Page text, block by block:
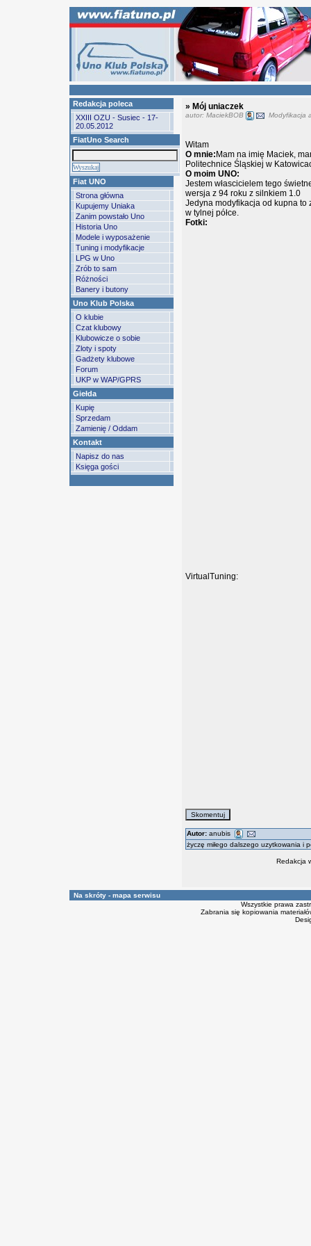
Redakcja poleca
XXIII OZU - Susiec - 17-
20.05.2012
FiatUno Search
Fiat UNO
Strona główna
Kupujemy Uniaka
Zanim powstało Uno
Historia Uno
Modele i wyposażenie
Tuning i modyfikacje
LPG w Uno
Zrób to sam
Różności
Banery i butony
Uno Klub Polska
O klubie
Czat klubowy
Klubowicze o sobie
Zloty i spoty
Gadżety klubowe
Forum
UKP w WAP/GPRS
Giełda
Kupię
Sprzedam
Zamienię / Oddam
Kontakt
Napisz do nas
Księga gości
» Mój uniaczek
autor: MaciekBOB Modyfikacja
Witam
O mnie: Mam na imię Maciek,
Politechnice Śląskiej w
O moim UNO:
Jestem włascicielem tego
wersja z 94 roku z silnkiem 1.0
Jedyna modyfikacja od kupna to
w tylnej półce.
Fotki:
VirtualTuning:
Autor: anubis
życzę miłego dalszego uzytkowania i
Redakcja
Na skróty - mapa serwisu
Wszystkie prawa
Zabrania się kopiowania